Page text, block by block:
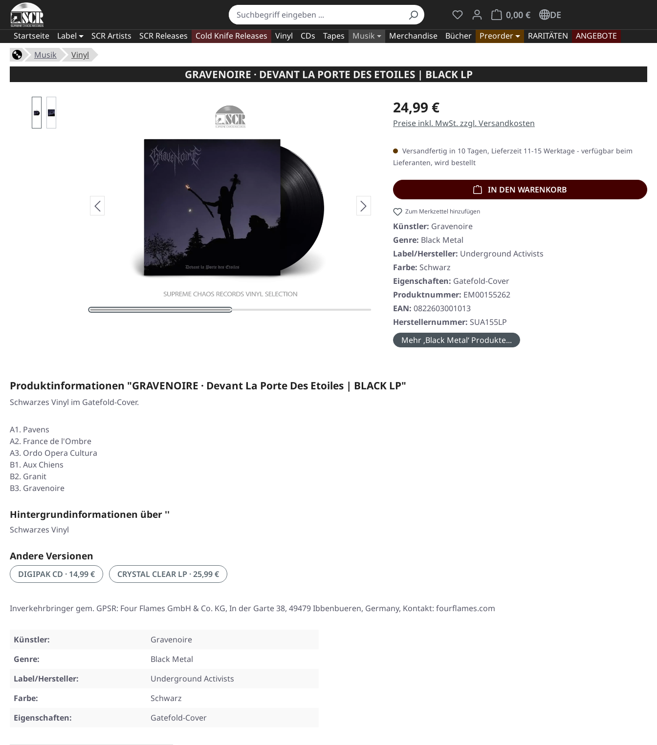
Du hast 0 Produkte auf dem Merkzettel
0,00 €
Warenkorb enthält 0 Positionen. Der
DE
Startseite Label SCR Artists SCR Releases Cold Knife Releases Vinyl CDs Tapes Musik Merchandise Bücher Preorder RARITÄTEN
ANGEBOTE
Musik
Vinyl
GRAVENOIRE · DEVANT LA PORTE DES ETOILES | BLACK LP
Regulärer Preis:
24,99 €
Preise inkl. MwSt. zzgl. Versandkosten
Versandfertig in 10 Tagen, Lieferzeit 11-15 Werktage - verfügbar beim
Lieferanten, wird bestellt
IN DEN WARENKORB
Zum Merkzettel hinzufügen
Künstler: Gravenoire
Genre: Black Metal
Label/Hersteller: Underground Activists
Farbe: Schwarz
Eigenschaften: Gatefold-Cover
Produktnummer: EM00155262
EAN: 0822603001013
Herstellernummer: SUA155LP
Mehr ‚Black Metal‘ Produkte...
Produktinformationen "GRAVENOIRE · Devant La Porte Des Etoiles | BLACK LP"
Schwarzes Vinyl im Gatefold-Cover.
A1. Pavens
A2. France de l'Ombre
A3. Ordo Opera Cultura
B1. Aux Chiens
B2. Granit
B3. Gravenoire
Hintergrundinformationen über ''
Schwarzes Vinyl
Andere Versionen
DIGIPAK CD · 14,99 € CRYSTAL CLEAR LP · 25,99 €
Inverkehrbringer gem. GPSR: Four Flames GmbH & Co. KG, In der Garte 38, 49479 Ibbenbueren, Germany, Kontakt: fourflames.com
Künstler:
Gravenoire
Genre:
Black Metal
Label/Hersteller:
Underground Activists
Farbe:
Schwarz
Eigenschaften:
Gatefold-Cover